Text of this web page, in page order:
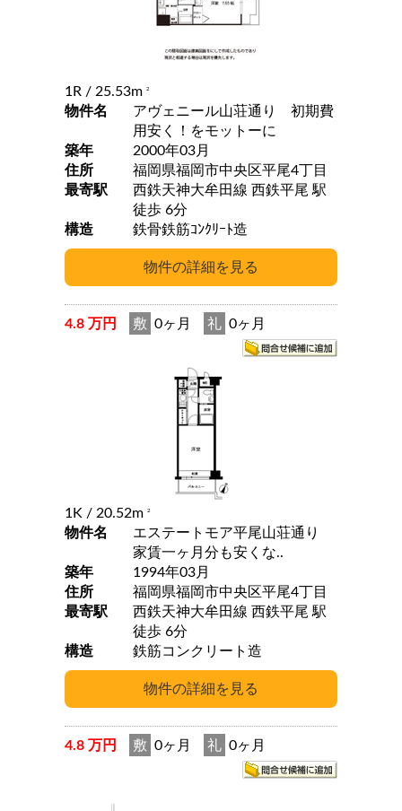
1R / 25.53m 2
物件名
アヴェニール山荘通り 初期費
用安く！をモットーに
築年
2000年03月
住所
福岡県福岡市中央区平尾4丁目
最寄駅
西鉄天神大牟田線 西鉄平尾 駅
徒歩 6分
構造
鉄骨鉄筋ｺﾝｸﾘｰﾄ造
4.8 万円 敷 0ヶ月 礼 0ヶ月
1K / 20.52m 2
物件名
エステートモア平尾山荘通り
家賃一ヶ月分も安くな..
築年
1994年03月
住所
福岡県福岡市中央区平尾4丁目
最寄駅
西鉄天神大牟田線 西鉄平尾 駅
徒歩 6分
構造
鉄筋コンクリート造
4.8 万円 敷 0ヶ月 礼 0ヶ月